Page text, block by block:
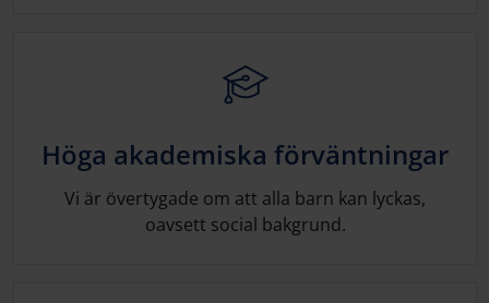
Höga akademiska förväntningar
Vi är övertygade om att alla barn kan lyckas,
oavsett social bakgrund.